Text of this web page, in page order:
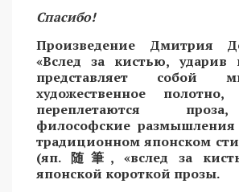
Спасибо!
Произведение Дмитрия
«Вслед за кистью, ударив
представляет собой
художественное
переплетаются
философские
традиционном японском
(яп. 随筆 , «вслед за
японской короткой прозы.